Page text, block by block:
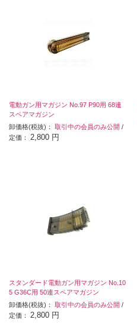
電動ガン用マガジン No.97 P90用 68連
スペアマガジン
卸価格(税抜)： 取引中の会員のみ公開 /
定価： 2,800 円
スタンダード電動ガン用マガジン No.10
5 G36C用 50連スペアマガジン
卸価格(税抜)： 取引中の会員のみ公開 /
定価： 2,800 円